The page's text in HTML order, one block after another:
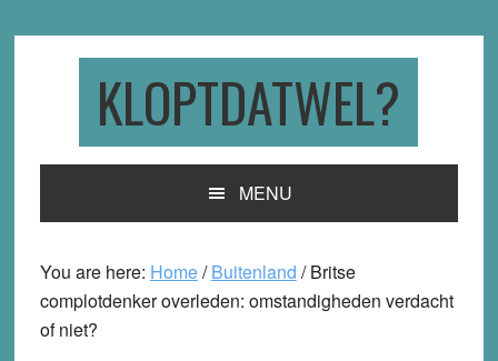
KLOPTDATWEL?
MENU
You are here: Home/ Buitenland /Britse
complotdenker overleden: omstandigheden verdacht
of niet?